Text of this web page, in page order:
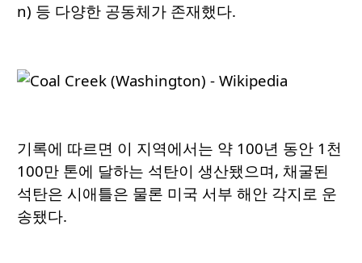
n) 등 다양한 공동체가 존재했다.
기록에 따르면 이 지역에서는 약 100년 동안 1천
100만 톤에 달하는 석탄이 생산됐으며, 채굴된
석탄은 시애틀은 물론 미국 서부 해안 각지로 운
송됐다.